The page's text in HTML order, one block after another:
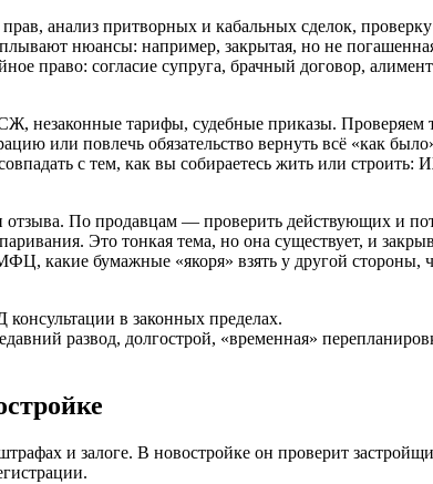
анализ притворных и кабальных сделок,
нюансы: например, закрытая, но не
право: согласие супруга, брачный договор,
незаконные тарифы, судебные приказы. Проверяем
или повлечь обязательство вернуть всё «как
с тем, как вы собираетесь жить или
По продавцам — проверить действующих и
Это тонкая тема, но она существует, и
какие бумажные «якоря» взять у другой стороны,
в законных пределах.
развод, долгострой, «временная»
и залоге. В новостройке он проверит